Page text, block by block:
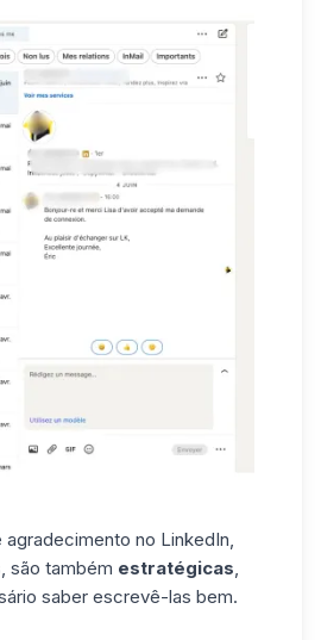
no LinkedIn,
, são também estratégicas
saber escrevê-las bem.